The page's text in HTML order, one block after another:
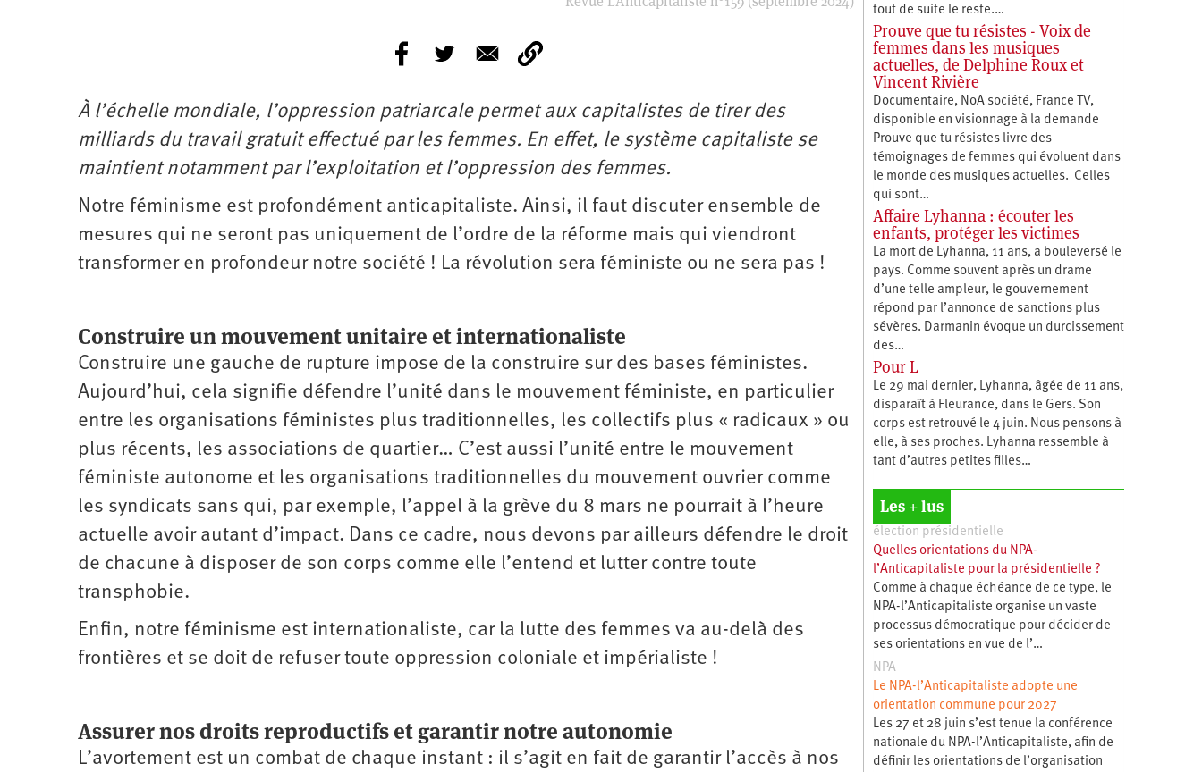
À l’échelle mondiale, l’oppression patriarcale permet aux capitalistes de tirer des
milliards du travail gratuit effectué par les femmes. En effet, le système capitaliste se
maintient notamment par l’exploitation et l’oppression des femmes.
Notre féminisme est profondément anticapitaliste. Ainsi, il faut discuter ensemble de
mesures qui ne seront pas uniquement de l’ordre de la réforme mais qui viendront
transformer en profondeur notre société ! La révolution sera féministe ou ne sera pas !
Construire un mouvement unitaire et internationaliste
Construire une gauche de rupture impose de la construire sur des bases féministes.
Aujourd’hui, cela signifie défendre l’unité dans le mouvement féministe, en particulier
entre les organisations féministes plus traditionnelles, les collectifs plus « radicaux » ou
plus récents, les associations de quartier… C’est aussi l’unité entre le mouvement
féministe autonome et les organisations traditionnelles du mouvement ouvrier comme
les syndicats sans qui, par exemple, l’appel à la grève du 8 mars ne pourrait à l’heure
actuelle avoir autant d’impact. Dans ce cadre, nous devons par ailleurs défendre le droit
de chacune à disposer de son corps comme elle l’entend et lutter contre toute
transphobie.
Enfin, notre féminisme est internationaliste, car la lutte des femmes va au-delà des
frontières et se doit de refuser toute oppression coloniale et impérialiste !
Assurer nos droits reproductifs et garantir notre autonomie
L’avortement est un combat de chaque instant : il s’agit en fait de garantir l’accès à nos
tout de suite le reste.…
Prouve que tu résistes - Voix de
femmes dans les musiques
actuelles, de Delphine Roux et
Vincent Rivière
Documentaire, NoA société, France TV,
disponible en visionnage à la demande
Prouve que tu résistes livre des
témoignages de femmes qui évoluent dans
le monde des musiques actuelles. Celles
qui sont…
Affaire Lyhanna : écouter les
enfants, protéger les victimes
La mort de Lyhanna, 11 ans, a bouleversé le
pays. Comme souvent après un drame
d’une telle ampleur, le gouvernement
répond par l’annonce de sanctions plus
sévères. Darmanin évoque un durcissement
des…
Pour L
Le 29 mai dernier, Lyhanna, âgée de 11 ans,
disparaît à Fleurance, dans le Gers. Son
corps est retrouvé le 4 juin. Nous pensons à
elle, à ses proches. Lyhanna ressemble à
tant d’autres petites filles…
Les + lus
élection présidentielle
Quelles orientations du NPA-
l’Anticapitaliste pour la présidentielle ?
Comme à chaque échéance de ce type, le
NPA-l’Anticapitaliste organise un vaste
processus démocratique pour décider de
ses orientations en vue de l’…
NPA
Le NPA-l’Anticapitaliste adopte une
orientation commune pour 2027
Les 27 et 28 juin s’est tenue la conférence
nationale du NPA-l’Anticapitaliste, afin de
définir les orientations de l’organisation